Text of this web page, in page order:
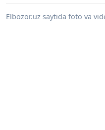
Elbozor.uz saytida foto va